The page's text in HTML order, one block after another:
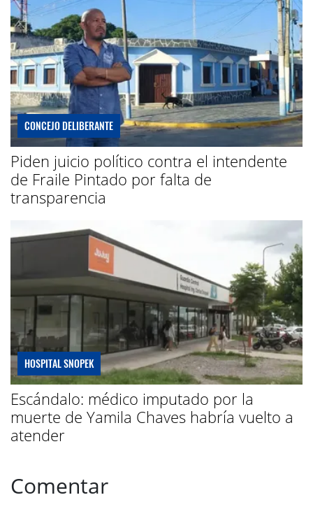
CONCEJO DELIBERANTE
Piden juicio político contra el intendente
de Fraile Pintado por falta de
transparencia
HOSPITAL SNOPEK
Escándalo: médico imputado por la
muerte de Yamila Chaves habría vuelto a
atender
Comentar